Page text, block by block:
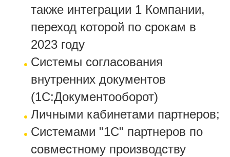
также интеграции 1 Компании,
переход которой по срокам в
2023 году
Системы согласования
внутренних документов
(1С:Документооборот)
Личными кабинетами партнеров;
Системами "1С" партнеров по
совместному производству